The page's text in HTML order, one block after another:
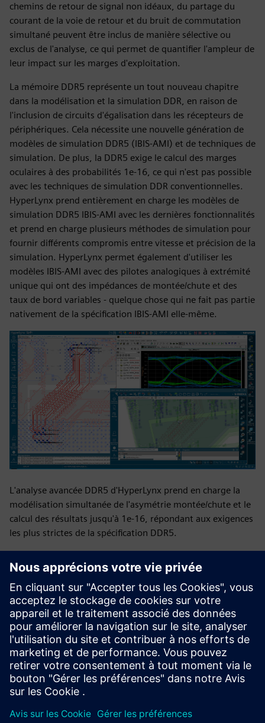
chemins de retour de signal non idéaux, du partage du
courant de la voie de retour et du bruit de commutation
simultané peuvent être inclus de manière sélective ou
exclus de l'analyse, ce qui permet de quantifier l'ampleur de
leur impact sur les marges d'exploitation.
La mémoire DDR5 représente un tout nouveau chapitre
dans la modélisation et la simulation DDR, en raison de
l'inclusion de circuits d'égalisation dans les récepteurs de
périphériques. Cela nécessite une nouvelle génération de
modèles de simulation DDR5 (IBIS-AMI) et de techniques de
simulation. De plus, la DDR5 exige le calcul des marges
oculaires à des probabilités 1e-16, ce qui n'est pas possible
avec les techniques de simulation DDR conventionnelles.
HyperLynx prend entièrement en charge les modèles de
simulation DDR5 IBIS-AMI avec les dernières fonctionnalités
et prend en charge plusieurs méthodes de simulation pour
fournir différents compromis entre vitesse et précision de la
simulation. HyperLynx permet également d'utiliser les
modèles IBIS-AMI avec des pilotes analogiques à extrémité
unique qui ont des impédances de montée/chute et des
taux de bord variables - quelque chose qui ne fait pas partie
nativement de la spécification IBIS-AMI elle-même.
L'analyse avancée DDR5 d'HyperLynx prend en charge la
modélisation simultanée de l'asymétrie montée/chute et le
calcul des résultats jusqu'à 1e-16, répondant aux exigences
les plus strictes de la spécification DDR5.
CONCEPTION ET VÉRIFICATION DE DDRX
Ressources